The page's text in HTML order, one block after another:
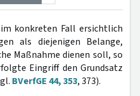
konkreten Fall ersichtlich
als diejenigen Belange,
Maßnahme dienen soll, so
Eingriff den Grundsatz
BVerfGE 44, 353, 373).